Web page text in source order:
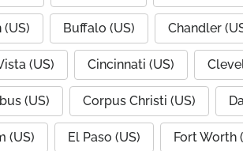
(US) Buffalo (US) Chandler
(US) Cincinnati (US)
(US) Corpus Christi (US)
(US) El Paso (US) Fort Worth